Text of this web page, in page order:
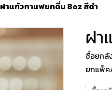
ฝาแก้วกาแฟยกดื่ม 8oz สีดำ
ฝ
ซื้อยกลั
ยกแพ็